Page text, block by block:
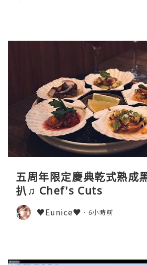
五周年限定慶典乾式熟成
扒♫ Chef's Cuts
♥Eunice♥ 6小時前